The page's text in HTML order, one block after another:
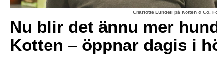
Charlotte Lundell på Kotten & Co.
Nu blir det ännu mer
Kotten – öppnar dagis i